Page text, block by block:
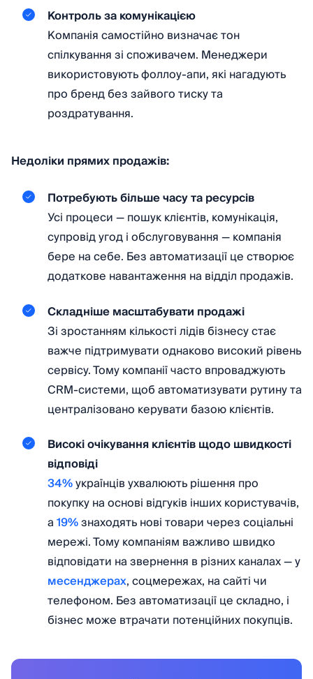
Контроль за комунікацією
Компанія самостійно визначає тон
спілкування зі споживачем. Менеджери
використовують фоллоу-апи, які нагадують
про бренд без зайвого тиску та
роздратування.
Недоліки прямих продажів:
Потребують більше часу та ресурсів
Усі процеси — пошук клієнтів, комунікація,
супровід угод і обслуговування — компанія
бере на себе. Без автоматизації це створює
додаткове навантаження на відділ продажів.
Складніше масштабувати продажі
Зі зростанням кількості лідів бізнесу стає
важче підтримувати однаково високий рівень
сервісу. Тому компанії часто впроваджують
CRM-системи, щоб автоматизувати рутину та
централізовано керувати базою клієнтів.
Високі очікування клієнтів щодо швидкості
відповіді
34%українців ухвалюють рішення про
покупку на основі відгуків інших користувачів,
а19%знаходять нові товари через соціальні
мережі. Тому компаніям важливо швидко
відповідати на звернення в різних каналах — у
месенджерах, соцмережах, на сайті чи
телефоном. Без автоматизації це складно, і
бізнес може втрачати потенційних покупців.